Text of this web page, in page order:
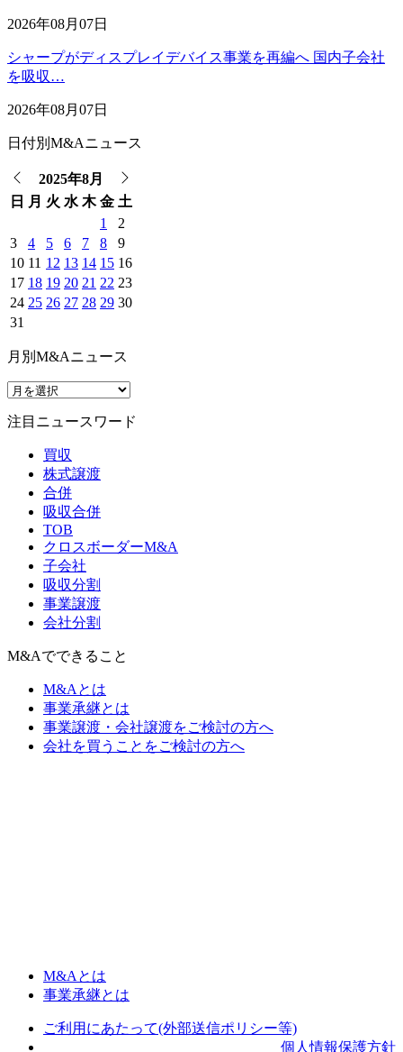
2026年08月07日
シャープがディスプレイデバイス事業を再編へ 国内子会社
を吸収…
2026年08月07日
日付別M&Aニュース
2025年8月
日 月 火 水 木 金 土
1
2
3
4 5 6 7 8
9
10 11 12 13 14 15 16
17 18 19 20 21 22 23
24 25 26 27 28 29 30
31
月別M&Aニュース
注目ニュースワード
買収
株式譲渡
合併
吸収合併
TOB
クロスボーダーM&A
子会社
吸収分割
事業譲渡
会社分割
M&Aでできること
M&Aとは
事業承継とは
事業譲渡・会社譲渡をご検討の方へ
会社を買うことをご検討の方へ
M&Aとは
事業承継とは
ご利用にあたって(外部送信ポリシー等)
個人情報保護方針